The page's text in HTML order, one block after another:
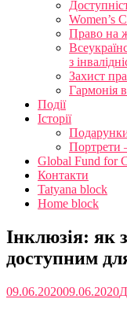
Women’s
Право на
з
Захист
Гармонія в
Події
Історії
Портрети
Global Fund for
Контакти
Tatyana block
Home block
Інклюзія: як
доступним
09.06.202009.06.2020